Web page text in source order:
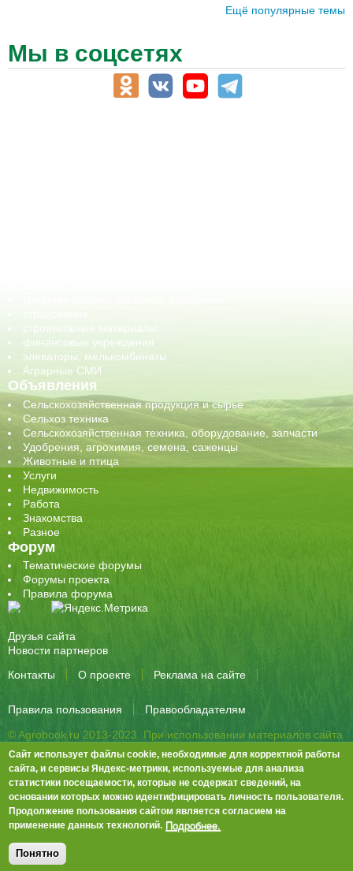
Ещё популярные темы
Мы в соцсетях
строительные материалы
финансовые учреждения
элеваторы, мелькомбинаты
Аграрные СМИ
Объявления
Сельскохозяйственная продукция и сырье
Сельхоз техника
Сельскохозяйственная техника, оборудование, запчасти
Удобрения, агрохимия, семена, саженцы
Животные и птица
Услуги
Недвижимость
Работа
Знакомства
Разное
Форум
Тематические форумы
Форумы проекта
Правила форума
Друзья сайта
Новости партнеров
Контакты
О проекте Реклама на сайте
Правила пользования
Правообладателям
© Agrobook.ru 2013-2023. При использовании материалов сайта
активная ссылка на публикацию обязательна.
344000, Ростов-на-Дону, ул. Города Волос, д.6, 8 этаж, офис 803
Тел./факс: +7 (863) 282-83-13 e-mail:info@agrobook.ru
Возрастная категория сайта: 16+. Объявления на сайте не
премодерируются.Положение о защите персональных данных
Гала Алиевна Каймакчи – редактор, тел.: (863) 282-83-13
info@agrobook.ru
Сайт использует файлы cookie, необходимые для корректной работы
сайта, и сервисы Яндекс-метрики, используемые для анализа
статистики посещаемости, которые не содержат сведений, на
основании которых можно идентифицировать личность пользователя.
Продолжение пользования сайтом является согласием на
применение данных технологий. Подробнее.
Понятно